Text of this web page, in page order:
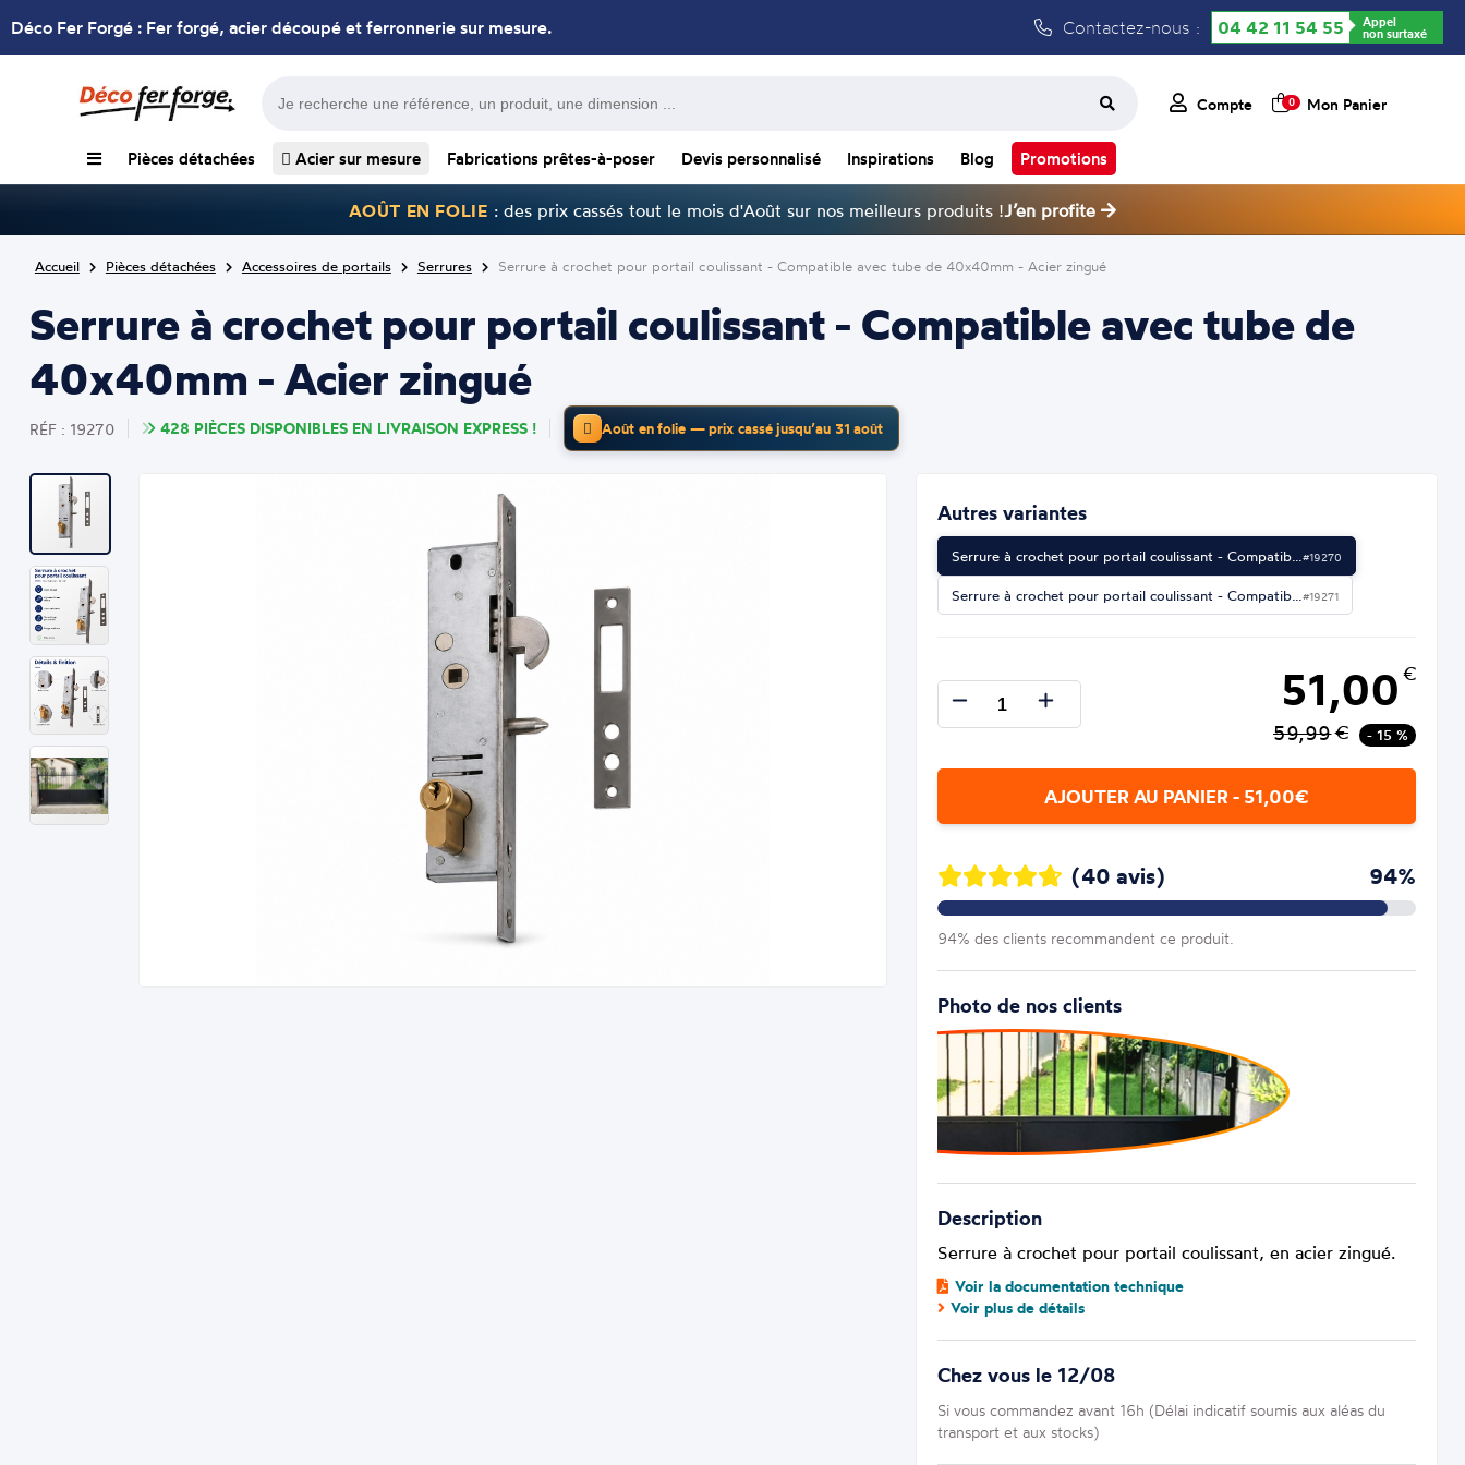
Déco Fer Forgé : Fer forgé, acier découpé et ferronnerie sur mesure. Contactez-nous : 04 42 11 54 55 Appel
non surtaxé
Compte 0 Mon Panier
Pièces détachées Acier sur mesure Fabrications prêtes-à-poser Devis personnalisé Inspirations Blog Promotions
AOÛT EN FOLIE : des prix cassés tout le mois d'Août sur nos meilleurs produits !J’en profite
Accueil Pièces détachées Accessoires de portails Serrures Serrure à crochet pour portail coulissant - Compatible avec tube de 40x40mm - Acier zingué
Serrure à crochet pour portail coulissant - Compatible avec tube de
40x40mm - Acier zingué
RÉF : 19270 428 PIÈCES DISPONIBLES EN LIVRAISON EXPRESS ! Août en folie — prix cassé jusqu’au 31 août
Autres variantes
Serrure à crochet pour portail coulissant - Compatib… #19270
Serrure à crochet pour portail coulissant - Compatib… #19271
51,00 €
59,99€ - 15 %
AJOUTER AU PANIER - 51,00€
(40 avis) 94%
94% des clients recommandent ce produit.
Photo de nos clients
Description
Serrure à crochet pour portail coulissant, en acier zingué.
Voir la documentation technique
Voir plus de détails
Chez vous le 12/08
Si vous commandez avant 16h (Délai indicatif soumis aux aléas du
transport et aux stocks)